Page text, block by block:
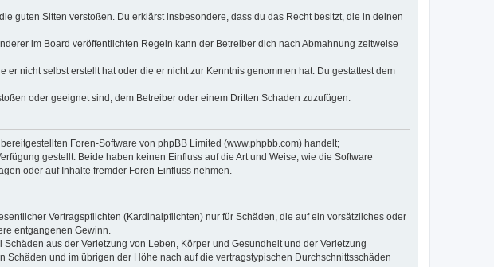
guten Sitten verstoßen. Du erklärst insbesondere, dass du das Recht besitzt, die in deinen
im Board veröffentlichten Regeln kann der Betreiber dich nach Abmahnung zeitweise
nicht selbst erstellt hat oder die er nicht zur Kenntnis genommen hat. Du gestattest dem
oder geeignet sind, dem Betreiber oder einem Dritten Schaden zuzufügen.
bereitgestellten Foren-Software von phpBB Limited (www.phpbb.com) handelt;
gestellt. Beide haben keinen Einfluss auf die Art und Weise, wie die Software
oder auf Inhalte fremder Foren Einfluss nehmen.
Vertragspflichten (Kardinalpflichten) nur für Schäden, die auf ein vorsätzliches oder
entgangenen Gewinn.
aus der Verletzung von Leben, Körper und Gesundheit und der Verletzung
und im übrigen der Höhe nach auf die vertragstypischen Durchschnittsschäden